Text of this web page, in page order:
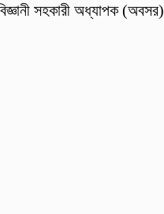
সহকারী অধ্যাপক (অবসর)